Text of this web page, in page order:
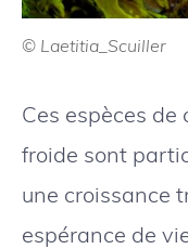
© Laetitia_Scuiller
Ces espèces
froide sont
une croissance
espérance de